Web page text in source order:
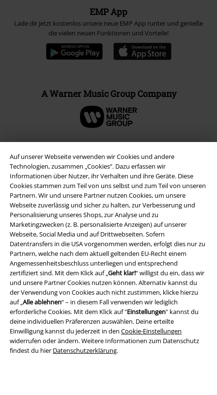
Auf unserer Webseite verwenden wir Cookies und andere
Technologien, zusammen „Cookies“. Dazu erfassen wir
Informationen über Nutzer, ihr Verhalten und ihre Geräte. Diese
Cookies stammen zum Teil von uns selbst und zum Teil von unseren
Partnern. Wir und unsere Partner nutzen Cookies, um unsere
Webseite zuverlässig und sicher zu halten, zur Verbesserung und
Personalisierung unseres Shops, zur Analyse und zu
Marketingzwecken (z. B. personalisierte Anzeigen) auf unserer
Webseite, Social Media und auf Drittwebseiten. Sofern
Datentransfers in die USA vorgenommen werden, erfolgt dies nur zu
Partnern, welche nach dem aktuell geltenden EU-Recht einem
Angemessenheitsbeschluss unterliegen und entsprechend
zertifiziert sind. Mit dem Klick auf „Geht klar!“ willigst du ein, dass wir
und unsere Partner Cookies nutzen können. Alternativ kannst du
der Verwendung von Cookies auch nicht zustimmen, klicke hierzu
auf „Alle ablehnen“ – in diesem Fall verwenden wir lediglich
erforderliche Cookies. Mit dem Klick auf "Einstellungen" kannst du
deine individuellen Präferenzen auswählen. Deine erteilte
Einwilligung kannst du jederzeit in den Cookie-Einstellungen
widerrufen oder ändern. Weitere Informationen zum Datenschutz
findest du hier Datenschutzerklärung.
EMP App
Lade dir jetzt kostenlos unsere neue EMP App runter und genieße
die vielen neuen Funktionen und Vorteile!
A Warner Music Group Company
Rechtliches
AGB
Impressum
Datenschutz
Entsorgung und Umweltschutz
Konformitätserklärung